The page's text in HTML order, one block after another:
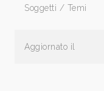
Soggetti / Temi
Aggiornato il